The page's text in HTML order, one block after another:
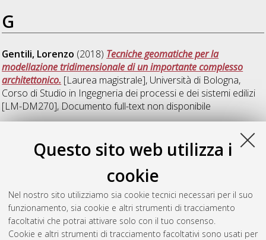
Questo sito web utilizza i
cookie
Nel nostro sito utilizziamo sia cookie tecnici necessari per il suo
funzionamento, sia cookie e altri strumenti di tracciamento
facoltativi che potrai attivare solo con il tuo consenso.
Cookie e altri strumenti di tracciamento facoltativi sono usati per
G
Gentili, Lorenzo (2018) Tecniche geomatiche per la
modellazione tridimensionale di un importante complesso
architettonico. [Laurea magistrale], Università di Bologna,
Corso di Studio in Ingegneria dei processi e dei sistemi edilizi
[LM-DM270], Documento full-text non disponibile
(2018)Integrazione di dati geospaziali nel
magistrale], Università di Bologna, Corso di Studio in
Ingegneria dei processi e dei sistemi edilizi [LM-DM270]
Documento full-text non disponibile